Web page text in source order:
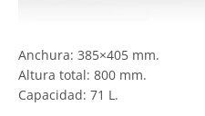
Anchura: 385×405 mm.
Altura total: 800 mm.
Capacidad: 71 L.